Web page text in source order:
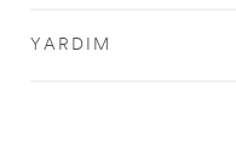
YARDIM